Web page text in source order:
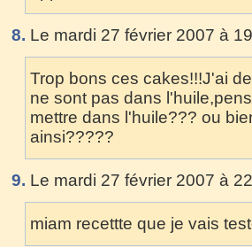
8. Le mardi 27 février 2007 à
Trop bons ces cakes!!!J'ai
ne sont pas dans
mettre dans l'huile??? ou
ainsi?????
9. Le mardi 27 février 2007 à
miam recettte que je vais